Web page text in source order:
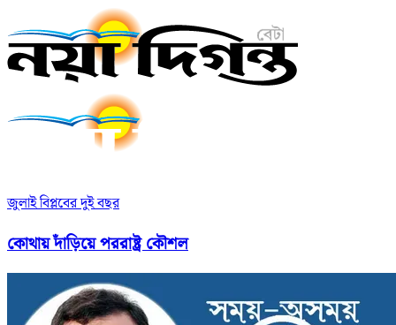
জুলাই বিপ্লবের দুই বছর
কোথায় দাঁড়িয়ে পররাষ্ট্র কৌশল